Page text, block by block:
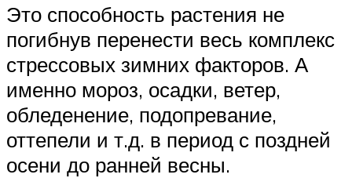
Это способность растения не
погибнув перенести весь комплекс
стрессовых зимних факторов. А
именно мороз, осадки, ветер,
обледенение, подопревание,
оттепели и т.д. в период с поздней
осени до ранней весны.